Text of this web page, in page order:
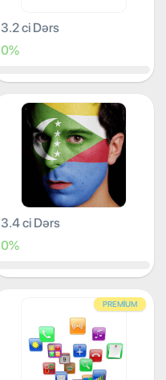
3.2 ci Dərs
0%
3.4 ci Dərs
0%
PREMIUM